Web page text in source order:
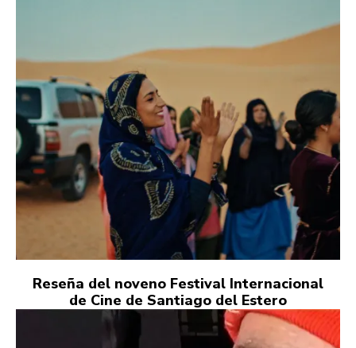
Reseña del noveno Festival Internacional
de Cine de Santiago del Estero